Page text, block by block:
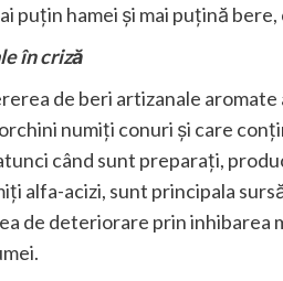
puțin hamei și mai puțină
în criză
de beri artizanale
numiți conuri și care
când sunt preparați,
alfa-acizi, sunt principala
de deteriorare prin inhibarea